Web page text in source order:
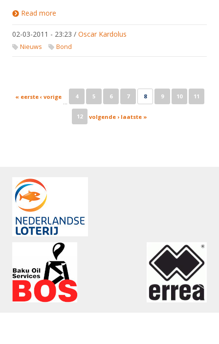
Read more
02-03-2011 - 23:23 / Oscar Kardolus
Nieuws Bond
Pages
« eerste ‹ vorige
…
4 5 6 7 8 9 10 11
12 volgende › laatste »